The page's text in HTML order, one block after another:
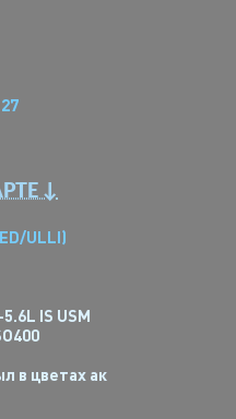
↓
ULLI)
IS USM
в цветах ак